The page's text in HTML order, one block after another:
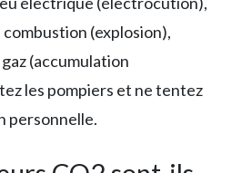
(explosion),
(accumulation
les pompiers et ne tentez
personnelle.